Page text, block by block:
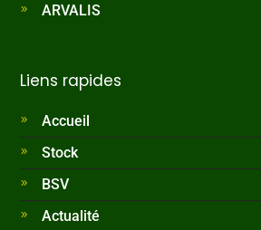
ARVALIS
Liens rapides
Accueil
Stock
BSV
Actualité